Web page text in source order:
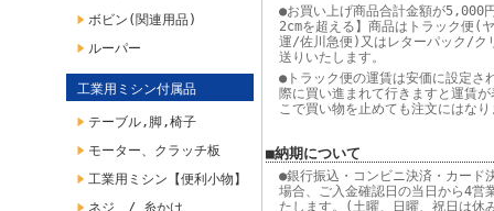
ボビン(関連用品)
ルーパー
工業用ミシン付属品
テーブル,脚,椅子
モーター、クラッチ板
工業用ミシン【便利小物】
ネジ / 糸かけ
●お買い上げ商品合計金額が5,000
2cmを超える】商品はトラック便(
運/佐川急便)又はレターパック/ク
送りいたします。
●トラック便の運賃は安価に設定さ
際に買い進まれて行きますと運賃
こで買い物を止めても注文にはな
■納期について
●銀行振込・コンビニ決済・カード
場合、ご入金確認日の当日から4営
たします。(土曜、日曜、祝日は休